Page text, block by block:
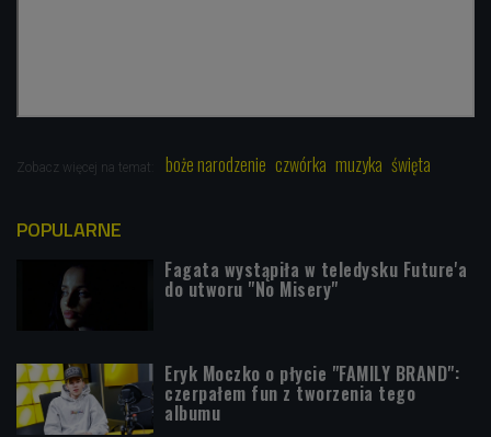
Zobacz więcej na temat: boże narodzenie czwórka muzyka święta
POPULARNE
Fagata wystąpiła w teledysku Future'a
do utworu "No Misery"
Eryk Moczko o płycie "FAMILY BRAND":
czerpałem fun z tworzenia tego
albumu